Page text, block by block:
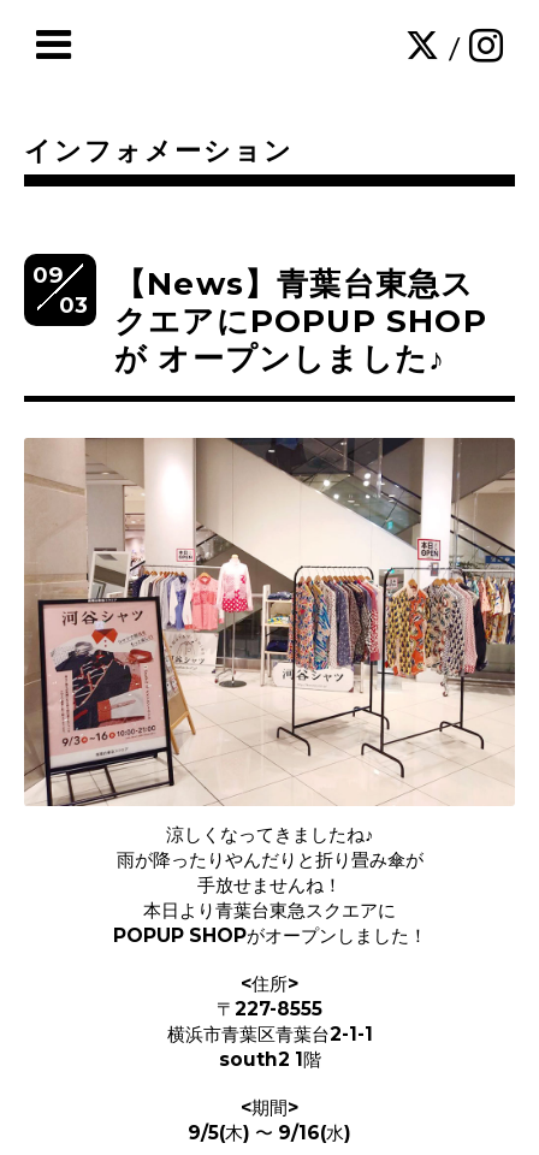
/
インフォメーション
09
03
【News】青葉台東急ス
クエアにPOPUP SHOP
が オープンしました♪
涼しくなってきましたね♪
雨が降ったりやんだりと折り畳み傘が
手放せませんね！
本日より青葉台東急スクエアに
POPUP SHOPがオープンしました！
<住所>
〒227-8555
横浜市青葉区青葉台2-1-1
south2 1階
<期間>
9/5(木) 〜 9/16(水)